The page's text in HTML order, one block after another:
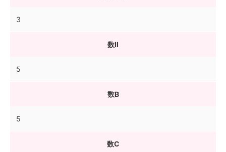
3
数II
5
数B
5
数C